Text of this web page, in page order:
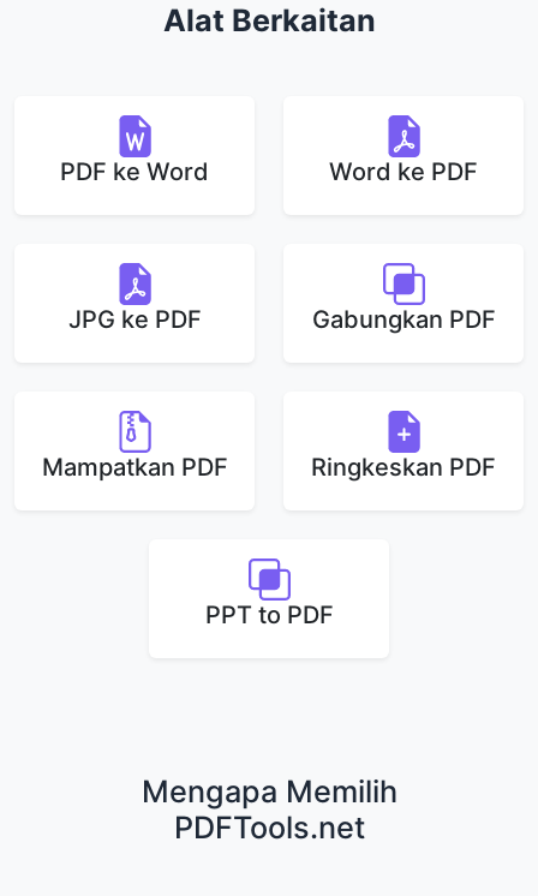
Alat Berkaitan
PDF ke Word Word ke PDF
JPG ke PDF Gabungkan PDF
Mampatkan PDF Ringkeskan PDF
PPT to PDF
Mengapa Memilih
PDFTools.net